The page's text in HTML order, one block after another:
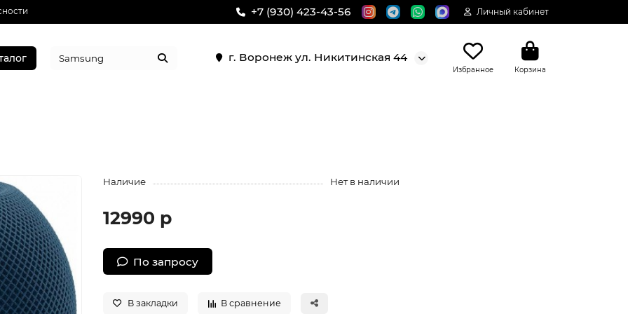
+7 (930) 423-43-56 Личный кабинет
г. Воронеж ул. Никитинская 44
Избранное Корзина
Наличие Нет в наличии
12990 р
По запросу
В закладки В сравнение